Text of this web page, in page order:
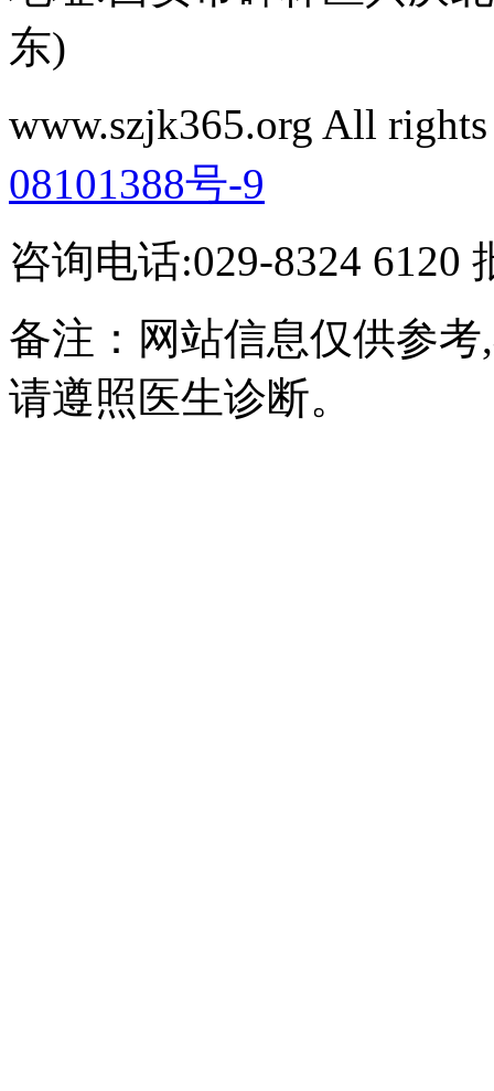
东)
www.szjk365.org All
08101388号-9
咨询电话:029-8324 6120
备注：网站信息仅供参
请遵照医生诊断。